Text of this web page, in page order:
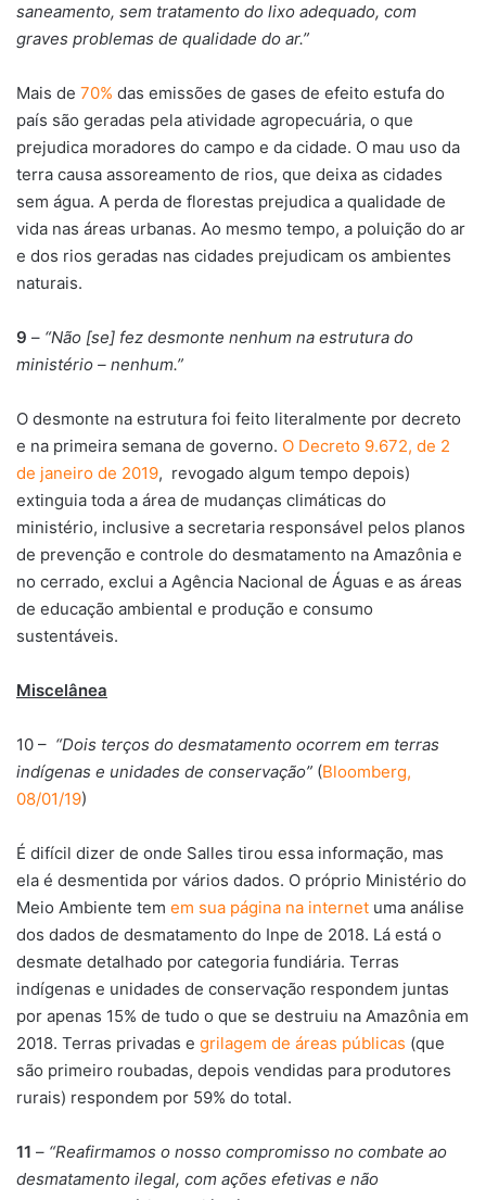
saneamento, sem tratamento do lixo adequado, com
graves problemas de qualidade do ar.”
Mais de 70% das emissões de gases de efeito estufa do
país são geradas pela atividade agropecuária, o que
prejudica moradores do campo e da cidade. O mau uso da
terra causa assoreamento de rios, que deixa as cidades
sem água. A perda de florestas prejudica a qualidade de
vida nas áreas urbanas. Ao mesmo tempo, a poluição do ar
e dos rios geradas nas cidades prejudicam os ambientes
naturais.
9 – “Não [se] fez desmonte nenhum na estrutura do
ministério – nenhum.”
O desmonte na estrutura foi feito literalmente por decreto
e na primeira semana de governo. O Decreto 9.672, de 2
de janeiro de 2019, revogado algum tempo depois)
extinguia toda a área de mudanças climáticas do
ministério, inclusive a secretaria responsável pelos planos
de prevenção e controle do desmatamento na Amazônia e
no cerrado, exclui a Agência Nacional de Águas e as áreas
de educação ambiental e produção e consumo
sustentáveis.
Miscelânea
10 – “Dois terços do desmatamento ocorrem em terras
indígenas e unidades de conservação” (Bloomberg,
08/01/19)
É difícil dizer de onde Salles tirou essa informação, mas
ela é desmentida por vários dados. O próprio Ministério do
Meio Ambiente tem em sua página na internet uma análise
dos dados de desmatamento do Inpe de 2018. Lá está o
desmate detalhado por categoria fundiária. Terras
indígenas e unidades de conservação respondem juntas
por apenas 15% de tudo o que se destruiu na Amazônia em
2018. Terras privadas e grilagem de áreas públicas (que
são primeiro roubadas, depois vendidas para produtores
rurais) respondem por 59% do total.
11 – “Reafirmamos o nosso compromisso no combate ao
desmatamento ilegal, com ações efetivas e não